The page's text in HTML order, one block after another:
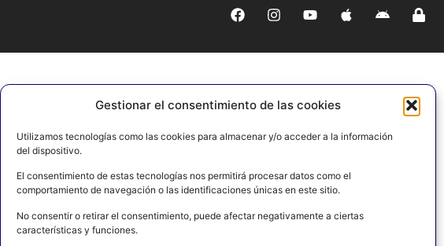
Gestionar el consentimiento de las cookies
Utilizamos tecnologías como las cookies para almacenar y/o acceder a la información
del dispositivo.
El consentimiento de estas tecnologías nos permitirá procesar datos como el
comportamiento de navegación o las identificaciones únicas en este sitio.
No consentir o retirar el consentimiento, puede afectar negativamente a ciertas
características y funciones.